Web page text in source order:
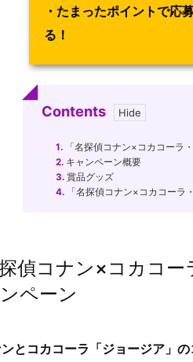
・たまったポイントで応
る！
Contents
1. 「名探偵コナン×コカコーラ
2. キャンペーン概要
3. 賞品グッズ
4. 「名探偵コナン×コカコーラ
探偵コナン×コカコ
ペーン
とコカコーラ「ジョージア」の